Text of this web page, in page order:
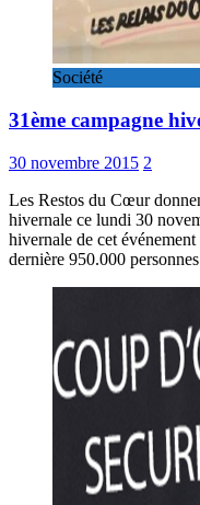
Société
31ème campagne
30 novembre 2015 2
Les Restos du Cœur
hivernale ce lundi 30
hivernale de cet
dernière 950.000